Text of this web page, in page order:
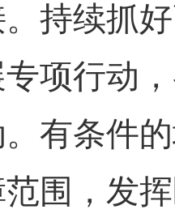
持续抓
项行动
有条件
围，发